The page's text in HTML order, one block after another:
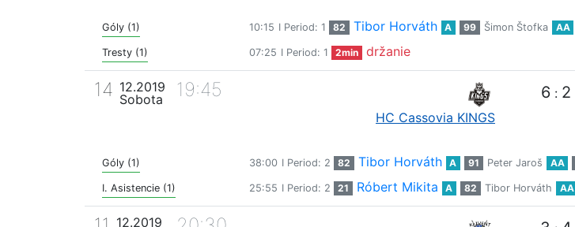
Góly (1) 10:15 I Period: 1 82 Tibor Horváth A 99 Šimon Štofka AA
Tresty (1) 07:25 I Period: 1 2min držanie
14 12.2019
Sobota
19:45
HC Cassovia KINGS
6 : 2
Góly (1) 38:00 I Period: 2 82 Tibor Horváth A 91 Peter Jaroš AA
I. Asistencie (1) 25:55 I Period: 2 21 Róbert Mikita A 82 Tibor Horváth AA
12.2019